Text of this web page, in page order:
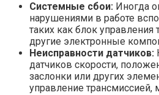
Системные сбои: Иногда
нарушениями в работе
таких как блок управления
другие электронные
Неисправности датчиков:
датчиков скорости,
заслонки или других
управление трансмиссией,